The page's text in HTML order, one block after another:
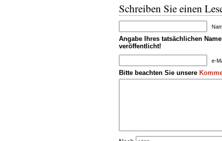
Schreiben Sie einen
Angabe Ihres tatsächlichen
veröffentlicht!
e-
Bitte beachten Sie unsere